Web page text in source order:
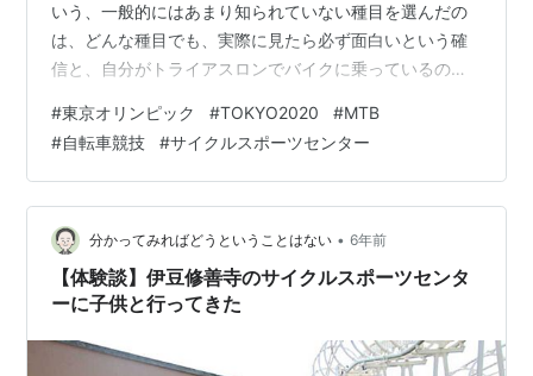
いう、一般的にはあまり知られていない種目を選んだの
は、どんな種目でも、実際に見たら必ず面白いという確
信と、自分がトライアスロンでバイクに乗っているの
理由からでした。 結果としては、いやまあ凄すぎてね
(笑)感動>>>>>>>>>>>>>>>>>>>>参考くらいのもので
した(笑) 金メダルを獲得したのはスイスのヨランダ・ネ
フ。スイス勢は表彰台独占という快挙を達成しました
が、ネフの強さはずば抜けていて、初めて見るMTBでし
たが、そりゃ金メダル獲得し…
#東京オリンピック #TOKYO2020 #MTB
#自転車競技 #サイクルスポーツセンター
分かってみればどうということはない • 6年前
【体験談】伊豆修善寺のサイクルスポーツセンタ
ーに子供と行ってきた